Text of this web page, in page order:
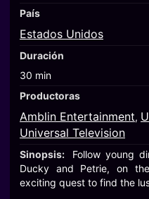
País
Estados Unidos
Duración
30 min
Productoras
Amblin Entertainment,
Universal Television
Sinopsis:
Follow young
Ducky and Petrie, on
exciting quest to find the